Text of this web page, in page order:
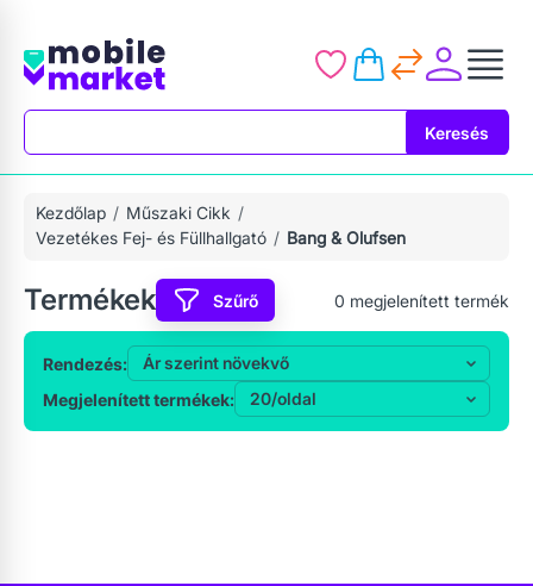
Keresés
Kezdőlap
Műszaki Cikk
Vezetékes Fej- és Füllhallgató
Bang & Olufsen
Termékek Szűrő 0 megjelenített termék
Rendezés:
Megjelenített termékek: